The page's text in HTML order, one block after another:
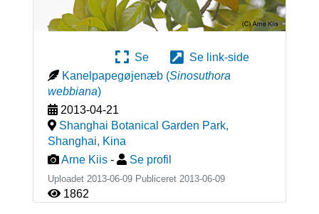
Se
Se link-side
Kanelpapegøjenæb (Sinosuthora
webbiana)
2013-04-21
Shanghai Botanical Garden Park,
Shanghai, Kina
Arne Kiis - Se profil
Uploadet 2013-06-09 Publiceret 2013-06-09
1862